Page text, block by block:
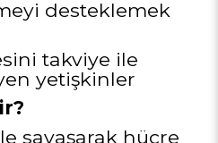
desteklemek
takviye ile
yetişkinler
savaşarak hücre